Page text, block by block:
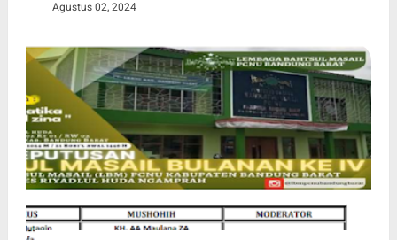
Agustus 02, 2024